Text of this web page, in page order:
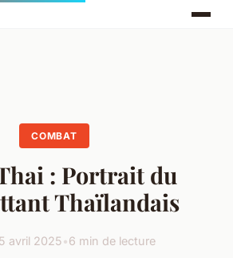
COMBAT
: Portrait du
Thaïlandais
avril 2025•6 min de lecture